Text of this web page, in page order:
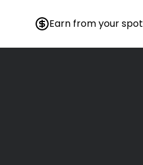
Earn from your spot